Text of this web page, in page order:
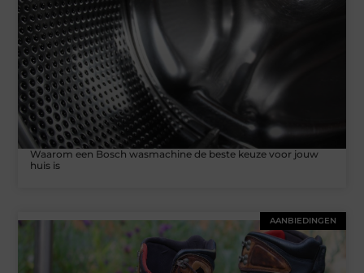
Waarom een Bosch wasmachine de beste keuze voor jouw
huis is
AANBIEDINGEN